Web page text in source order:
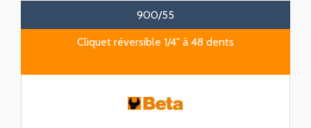
900/55
Cliquet réversible 1/4" à 48 dents